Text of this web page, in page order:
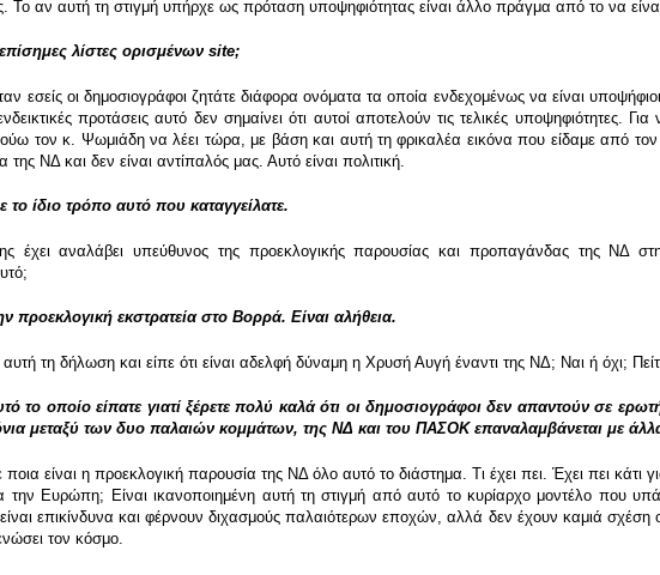
Το αν αυτή τη στιγμή υπήρχε ως πρόταση υποψηφιότητας είναι άλλο πράγμα από το να
λίστες ορισμένων site;
εσείς οι δημοσιογράφοι ζητάτε διάφορα ονόματα τα οποία ενδεχομένως να είναι
προτάσεις αυτό δεν σημαίνει ότι αυτοί αποτελούν τις τελικές υποψηφιότητες.
τον κ. Ψωμιάδη να λέει τώρα, με βάση και αυτή τη φρικαλέα εικόνα που είδαμε από
της ΝΔ και δεν είναι αντίπαλός μας. Αυτό είναι πολιτική.
το ίδιο τρόπο αυτό που καταγγείλατε.
έχει αναλάβει υπεύθυνος της προεκλογικής παρουσίας και προπαγάνδας της ΝΔ
προεκλογική εκστρατεία στο Βορρά. Είναι αλήθεια.
τη δήλωση και είπε ότι είναι αδελφή δύναμη η Χρυσή Αυγή έναντι της ΝΔ; Ναι ή όχι;
το οποίο είπατε γιατί ξέρετε πολύ καλά ότι οι δημοσιογράφοι δεν απαντούν σε
μεταξύ των δυο παλαιών κομμάτων, της ΝΔ και του ΠΑΣΟΚ επαναλαμβάνεται με
ποια είναι η προεκλογική παρουσία της ΝΔ όλο αυτό το διάστημα. Τι έχει πει. Έχει πει
την Ευρώπη; Είναι ικανοποιημένη αυτή τη στιγμή από αυτό το κυρίαρχο μοντέλο που
επικίνδυνα και φέρνουν διχασμούς παλαιότερων εποχών, αλλά δεν έχουν καμιά σχέση
τον κόσμο.